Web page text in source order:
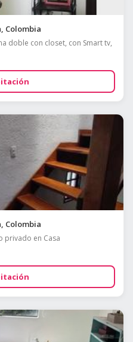
Colombia
doble con closet, con Smart tv,
Colombia
privado en Casa